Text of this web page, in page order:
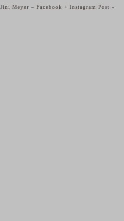
Jini Meyer – Facebook + Instagram Post »